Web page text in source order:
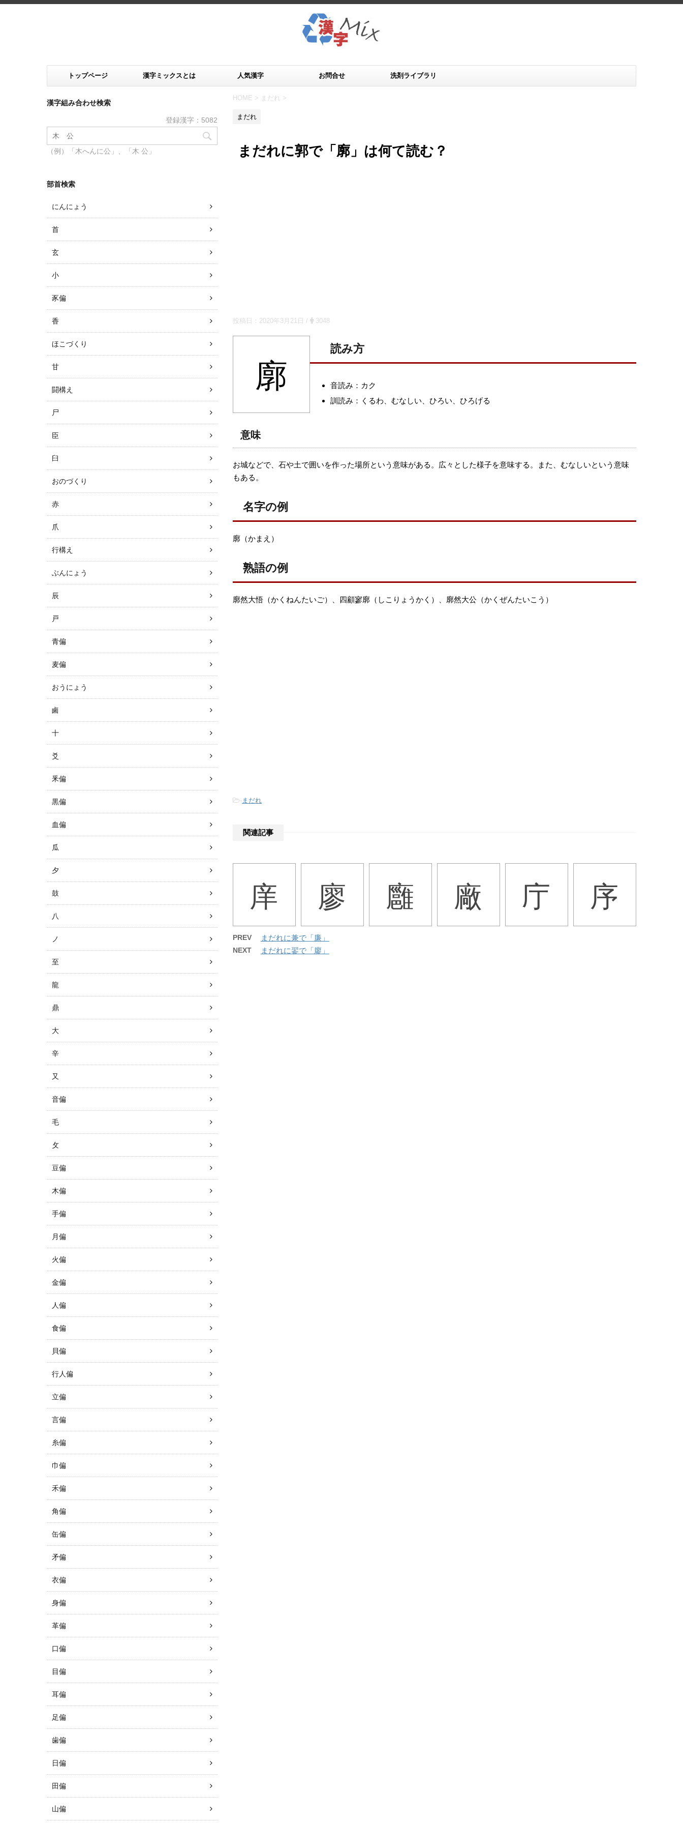
トップページ 漢字ミックスとは 人気漢字 お問合せ 洗剤ライブラリ
HOME > まだれ >
まだれ
まだれに郭で「廓」は何て読む？
投稿日： 2020年3月21日 / 3048
廓
読み方
音読み：カク
訓読み：くるわ、むなしい、ひろい、ひろげる
意味
お城などで、石や土で囲いを作った場所という意味がある。広々とした様子を意味する。また、むなしいという意味
もある。
名字の例
廓（かまえ）
熟語の例
廓然大悟（かくねんたいご）、四顧寥廓（しこりょうかく）、廓然大公（かくぜんたいこう）
-まだれ
関連記事
庠 廖 廱 廠 庁 序
PREV まだれに兼で「廉」
NEXT まだれに翏で「廖」
漢字組み合わせ検索
登録漢字：5082
（例）「木へんに公」、「木 公」
部首検索
にんにょう
首
玄
小
豕偏
香
ほこづくり
甘
闘構え
尸
臣
臼
おのづくり
赤
爪
行構え
ぶんにょう
辰
戸
青偏
麦偏
おうにょう
鹵
十
爻
釆偏
黒偏
血偏
瓜
夕
鼓
八
ノ
至
龍
鼎
大
辛
又
音偏
毛
攵
豆偏
木偏
手偏
月偏
火偏
金偏
人偏
食偏
貝偏
行人偏
立偏
言偏
糸偏
巾偏
禾偏
角偏
缶偏
矛偏
衣偏
身偏
革偏
口偏
目偏
耳偏
足偏
歯偏
日偏
田偏
山偏